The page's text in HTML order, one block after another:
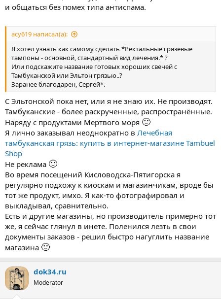
эта ПЧУ деформирует?
Вот понял ,земляки!
Так вот.
Прополис и другие "жирные" вещества - легко и просто с
нагревом растворить в жировой основе свечи ,и затем при
охлаждении - получить свечу.
А вот грязь, которая водорастворимая - её не так просто
...эмульгировать или растворять.
Я могу это обдумать и даже опробовать - если Вы имеете некий
опыт и энтузиазм для реализации🙂
Либо пойти более простым путём 🙂
Либо ещё варианты, обсуждаемо!
и общаться без помех типа антиспама.
асу619 написал(а):
Я хотел узнать как самому сделать *Ректальные грязевые
тампоны - основной, стандартный вид лечения.* ?
Или подскажите название готовых хороших свечей с
Тамбуканской или Эльтон грязью..?
Заранее благодарен, Сергей*.
С Эльтонской пока нет, или я не знаю их. Не производят.
Тамбуканские - более раскрученные, распространённые.
Наряду с продуктами Мертвого моря 🙂
Я лично заказывал неоднократно в Лечебная
тамбуканская грязь: купить в интернет-магазине Tambuel
Shop
Не реклама 🙂
Во время посещений Кисловодска-Пятигорска я
регулярно подхожу к киоскам и магазинчикам, вроде бы
тот же продукт, имхо. Я как-то фотографировал и
выкладывал, сравнительно.
Есть и другие магазины, но производитель примерно тот
же, я сейчас глянул в инете. Поленился лезть в свои
документы заказов - решил быстро нагуглить название
магазина 🙂
dok34.ru
Moderator